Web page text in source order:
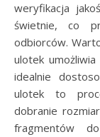
weryfikacja
świetnie, co
odbiorców.
ulotek
idealnie
ulotek to
dobranie
fragmentów